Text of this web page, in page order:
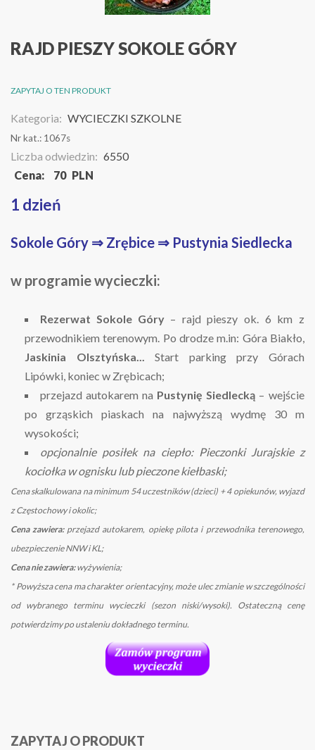
RAJD PIESZY SOKOLE GÓRY
ZAPYTAJ O TEN PRODUKT
Kategoria: WYCIECZKI SZKOLNE
Nr kat.: 1067s
Liczba odwiedzin: 6550
Cena:
70 PLN
1 dzień
Sokole Góry ⇒ Zrębice ⇒ Pustynia Siedlecka
w programie wycieczki:
Rezerwat Sokole Góry – rajd pieszy ok. 6 km z
przewodnikiem terenowym. Po drodze m.in: Góra Biakło,
Jaskinia Olsztyńska... Start parking przy Górach
Lipówki, koniec w Zrębicach;
przejazd autokarem na Pustynię Siedlecką – wejście
po grząskich piaskach na najwyższą wydmę 30 m
wysokości;
opcjonalnie posiłek na ciepło: Pieczonki Jurajskie z
kociołka w ognisku lub pieczone kiełbaski;
Cena skalkulowana na minimum 54 uczestników (dzieci) + 4 opiekunów, wyjazd
z Częstochowy i okolic;
Cena zawiera: przejazd autokarem, opiekę pilota i przewodnika terenowego,
ubezpieczenie NNW i KL;
Cena nie zawiera: wyżywienia;
* Powyższa cena ma charakter orientacyjny, może ulec zmianie w szczególności
od wybranego terminu wycieczki (sezon niski/wysoki). Ostateczną cenę
potwierdzimy po ustaleniu dokładnego terminu.
ZAPYTAJ O PRODUKT